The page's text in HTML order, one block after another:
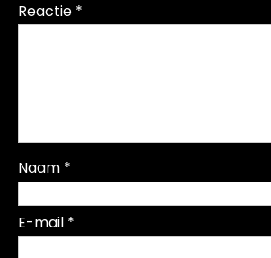
Reactie *
Naam *
E-mail *